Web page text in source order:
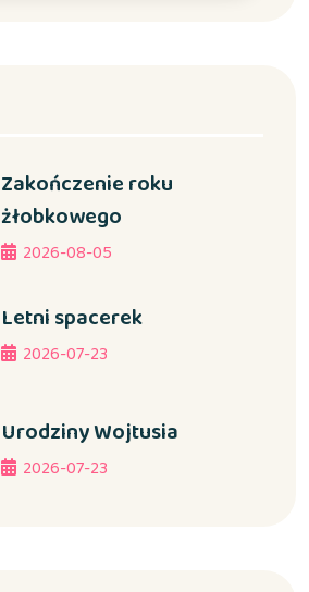
Zakończenie roku
żłobkowego
2026-08-05
Letni spacerek
2026-07-23
Urodziny Wojtusia
2026-07-23